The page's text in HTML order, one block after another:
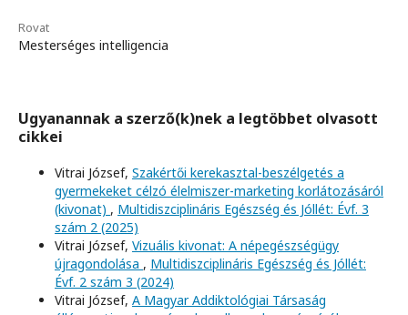
Rovat
Mesterséges intelligencia
Ugyanannak a szerző(k)nek a legtöbbet olvasott
cikkei
Vitrai József, Szakértői kerekasztal-beszélgetés a
gyermekeket célzó élelmiszer-marketing korlátozásáról
(kivonat) , Multidiszciplináris Egészség és Jóllét: Évf. 3
szám 2 (2025)
Vitrai József, Vizuális kivonat: A népegészségügy
újragondolása , Multidiszciplináris Egészség és Jóllét:
Évf. 2 szám 3 (2024)
Vitrai József, A Magyar Addiktológiai Társaság